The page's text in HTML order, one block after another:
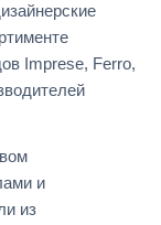
Imprese, Ferro,
и
из